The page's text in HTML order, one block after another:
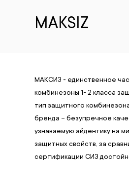
MAKSIZ
МАКСИЗ - единственное
комбинезоны 1- 2 класса
тип защитного
бренда – безупречное
узнаваемую айдентику на
защитных свойств, за
сертификации СИЗ